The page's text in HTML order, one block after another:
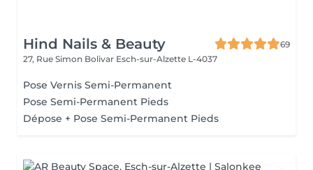
Hind Nails & Beauty
69
27, Rue Simon Bolivar Esch-sur-Alzette L-4037
Pose Vernis Semi-Permanent
Pose Semi-Permanent Pieds
Dépose + Pose Semi-Permanent Pieds